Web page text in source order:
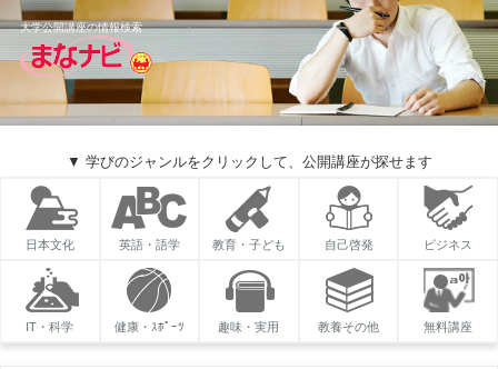
大学公開講座の情報検索
▼ 学びのジャンルをクリックして、公開講座が探せます
日本文化 英語・語学 教育・子ども 自己啓発 ビジネス
IT・科学 健康・ｽﾎﾟｰﾂ 趣味・実用 教養その他 無料講座